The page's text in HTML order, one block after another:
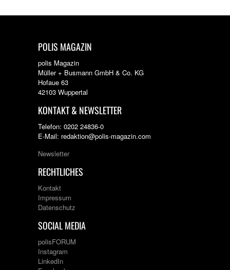
POLIS MAGAZIN
polis Magazin
Müller + Busmann GmbH & Co. KG
Hofaue 63
42103 Wuppertal
KONTAKT & NEWSLETTER
Telefon: 0202 24836-0
E-Mail: redaktion@polis-magazin.com
Newsletter
RECHTLICHES
Kontakt
Impressum
Datenschutz
SOCIAL MEDIA
polisFORUM
Instagram
LinkedIn